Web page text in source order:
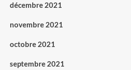
décembre 2021
novembre 2021
octobre 2021
septembre 2021